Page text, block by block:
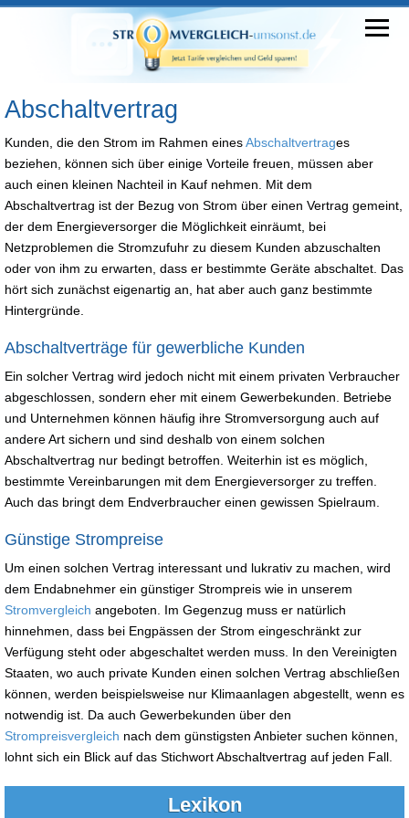
Abschaltvertrag
Kunden, die den Strom im Rahmen einesAbschaltvertrages
beziehen, können sich über einige Vorteile freuen, müssen aber
auch einen kleinen Nachteil in Kauf nehmen. Mit dem
Abschaltvertrag ist der Bezug von Strom über einen Vertrag gemeint,
der dem Energieversorger die Möglichkeit einräumt, bei
Netzproblemen die Stromzufuhr zu diesem Kunden abzuschalten
oder von ihm zu erwarten, dass er bestimmte Geräte abschaltet. Das
hört sich zunächst eigenartig an, hat aber auch ganz bestimmte
Hintergründe.
Abschaltverträge für gewerbliche Kunden
Ein solcher Vertrag wird jedoch nicht mit einem privaten Verbraucher
abgeschlossen, sondern eher mit einem Gewerbekunden. Betriebe
und Unternehmen können häufig ihre Stromversorgung auch auf
andere Art sichern und sind deshalb von einem solchen
Abschaltvertrag nur bedingt betroffen. Weiterhin ist es möglich,
bestimmte Vereinbarungen mit dem Energieversorger zu treffen.
Auch das bringt dem Endverbraucher einen gewissen Spielraum.
Günstige Strompreise
Um einen solchen Vertrag interessant und lukrativ zu machen, wird
dem Endabnehmer ein günstiger Strompreis wie in unserem
Stromvergleich angeboten. Im Gegenzug muss er natürlich
hinnehmen, dass bei Engpässen der Strom eingeschränkt zur
Verfügung steht oder abgeschaltet werden muss. In den Vereinigten
Staaten, wo auch private Kunden einen solchen Vertrag abschließen
können, werden beispielsweise nur Klimaanlagen abgestellt, wenn es
notwendig ist. Da auch Gewerbekunden über den
Strompreisvergleich nach dem günstigsten Anbieter suchen können,
lohnt sich ein Blick auf das Stichwort Abschaltvertrag auf jeden Fall.
Lexikon